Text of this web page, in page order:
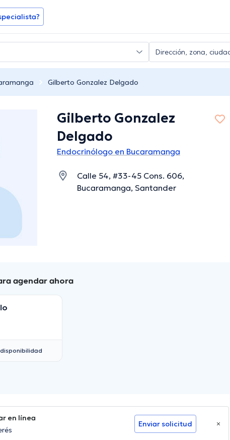
Gilberto Gonzalez Delgado
Gilberto Gonzalez
Delgado
Endocrinólogo en Bucaramanga
Calle 54, #33-45 Cons. 606,
Bucaramanga, Santander
agendar ahora
en línea
Enviar solicitud